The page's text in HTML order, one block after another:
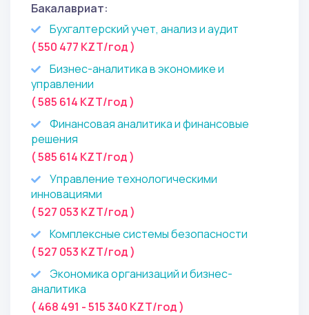
Бакалавриат:
Бухгалтерский учет, анализ и аудит
( 550 477 KZT/год )
Бизнес-аналитика в экономике и
управлении
( 585 614 KZT/год )
Финансовая аналитика и финансовые
решения
( 585 614 KZT/год )
Управление технологическими
инновациями
( 527 053 KZT/год )
Комплексные системы безопасности
( 527 053 KZT/год )
Экономика организаций и бизнес-
аналитика
( 468 491 - 515 340 KZT/год )